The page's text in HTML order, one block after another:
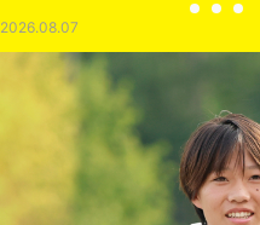
2026.08.07